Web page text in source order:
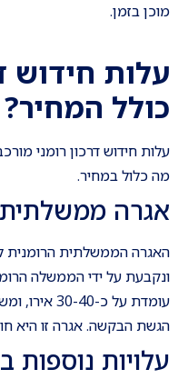
מוכן בזמן.
עלות חידוש
כולל המחיר?
עלות חידוש דרכון רומני
מה כלול במחיר.
אגרה ממשלתית
האגרה הממשלתית הרומנית
עומדת על כ-
הגשת הבקשה. אגרה זו היא
עלויות נוספות